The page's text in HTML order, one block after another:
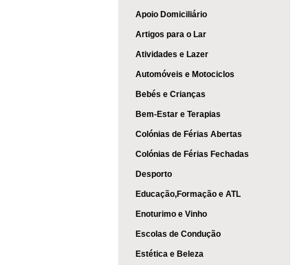
Apoio Domiciliário
Artigos para o Lar
Atividades e Lazer
Automóveis e Motociclos
Bebés e Crianças
Bem-Estar e Terapias
Colónias de Férias Abertas
Colónias de Férias Fechadas
Desporto
Educação,Formação e ATL
Enoturimo e Vinho
Escolas de Condução
Estética e Beleza